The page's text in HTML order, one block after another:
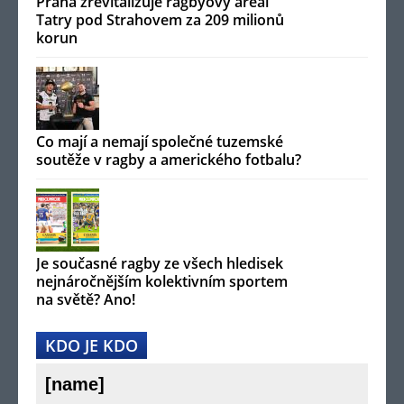
Tatry pod Strahovem za 209 milionů
korun
Co mají a nemají společné tuzemské
soutěže v ragby a amerického fotbalu?
Je současné ragby ze všech hledisek
nejnáročnějším kolektivním sportem
na světě? Ano!
KDO JE KDO
[name]